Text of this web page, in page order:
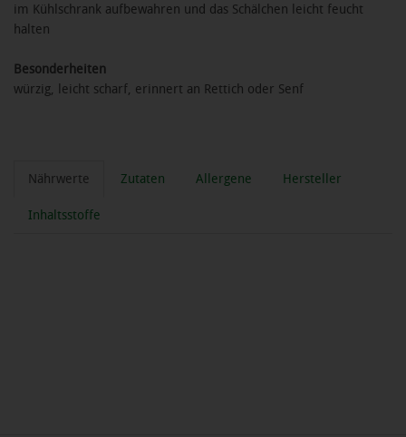
im Kühlschrank aufbewahren und das Schälchen leicht feucht
halten
Besonderheiten
würzig, leicht scharf, erinnert an Rettich oder Senf
Nährwerte Zutaten Allergene Hersteller
Inhaltsstoffe